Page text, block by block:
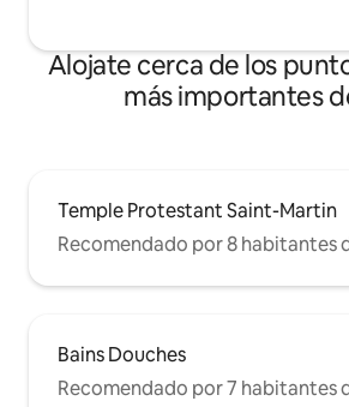
Alojate cerca de los
más importantes
Temple Protestant Saint-Martin
Recomendado por 8 habitantes
Bains Douches
Recomendado por 7 habitantes